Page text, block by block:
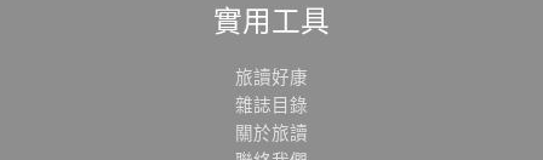
實用工具
旅讀好康
雜誌目錄
關於旅讀